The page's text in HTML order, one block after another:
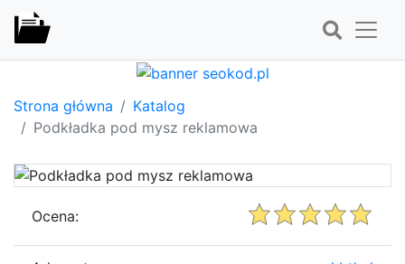
Strona główna
Katalog
Podkładka pod mysz reklamowa
Ocena: